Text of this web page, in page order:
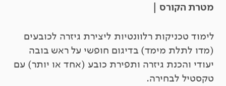
מטרת הקורס |
לימוד טכניקות רלוונטיות ליצירת גיזרה לכובעים
(מדו לתלת מימד) בדיגום חופשי על ראש בובה
יעודי והכנת גיזרה ותפירת כובע (אחד או יותר) עם
טקסטיל לבחירה.